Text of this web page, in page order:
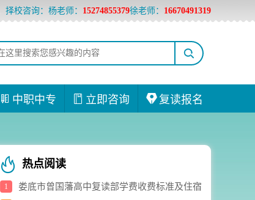
中职中专 立即咨询 复读报名
择校咨询：杨老师： 15274855379徐老师： 16670491319
热点阅读
1
娄底市曾国藩高中复读部学费收费标准及住宿